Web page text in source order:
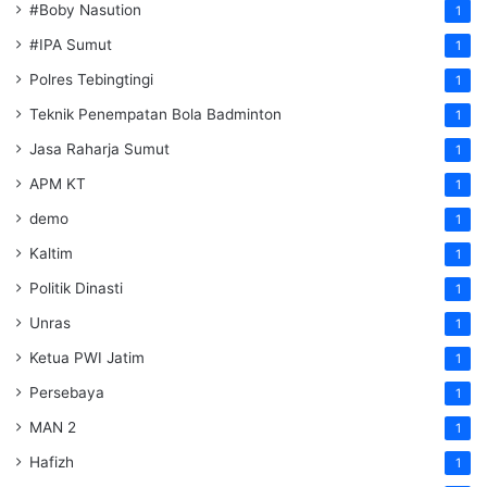
#Boby Nasution 1
#IPA Sumut 1
Polres Tebingtingi 1
Teknik Penempatan Bola Badminton 1
Jasa Raharja Sumut 1
APM KT 1
demo 1
Kaltim 1
Politik Dinasti 1
Unras 1
Ketua PWI Jatim 1
Persebaya 1
MAN 2 1
Hafizh 1